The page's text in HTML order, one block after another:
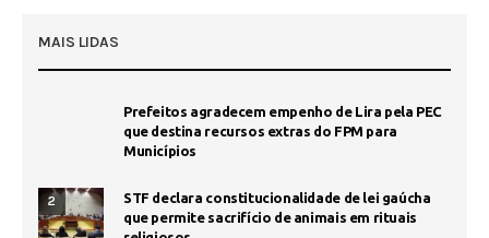
MAIS LIDAS
Prefeitos agradecem empenho de Lira pela PEC
que destina recursos extras do FPM para
Municípios
2
STF declara constitucionalidade de lei gaúcha
que permite sacrifício de animais em rituais